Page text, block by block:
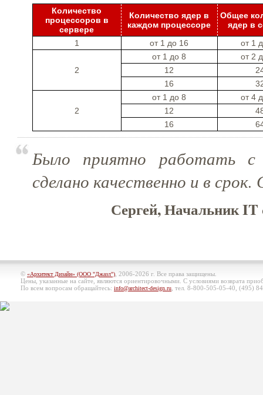
Количество
процессоров в
сервере
Количество ядер в
каждом процессоре
Общее
ядер в
1
от 1 до 16 от 1
2
от 1 до 8
от 2
12
16
2
от 1 до 8
от 4
12
16
Было приятно работать
сделано качественно и в
Сергей, Начальник
© «Архитект Дизайн» (ООО "Джазл") , 2006-2026 г. Все права защищены.
Цены, указанные на сайте, являются ориентировочными. С условиями возврата
По всем вопросам обращайтесь: info@architect-design.ru , тел. 8-800-505-05-40, (495)